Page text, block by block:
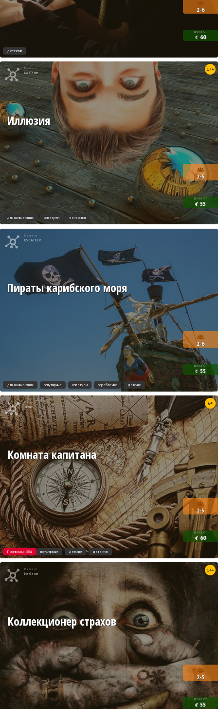
2-6
цена от
€ 60
детектив
Квест от
No Game
14+
2-5
цена от
€ 55
Иллюзия
для начинающих советуем вечеринки
Квест от
ESCAPE.LV
2-6
цена от
€ 55
Пираты карибского моря
для начинающих популярные советуем ограбление детские
Квест от
Xroom
6+
2-5
цена от
€ 60
Комната капитана
Промо код 35% популярные детские детектив
Квест от
No Game
14+
2-5
цена от
€ 55
Коллекционер страхов